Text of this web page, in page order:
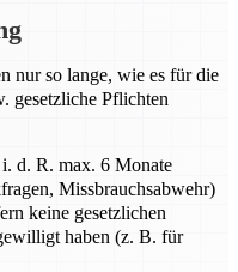
nur so lange, wie es für die
gesetzliche Pflichten
d. R. max. 6 Monate
Missbrauchsabwehr)
keine gesetzlichen
haben (z. B. für